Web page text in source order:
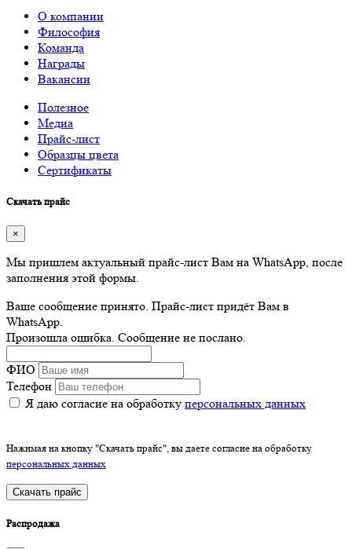
О компании
Философия
Команда
Награды
Вакансии
Полезное
Медиа
Прайс-лист
Образцы цвета
Сертификаты
Скачать прайс
×
Мы пришлем актуальный прайс-лист Вам на WhatsApp, после
заполнения этой формы.
Ваше сообщение принято. Прайс-лист придёт Вам в
WhatsApp.
Произошла ошибка. Сообщение не послано.
ФИО
Телефон
Я даю согласие на обработку персональных данных
Нажимая на кнопку "Скачать прайс", вы даете согласие на обработку
персональных данных
Скачать прайс
Распродажа